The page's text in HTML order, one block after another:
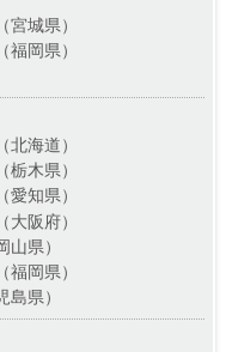
宮城県）
福岡県）
北海道）
栃木県）
愛知県）
大阪府）
山県）
福岡県）
島県）